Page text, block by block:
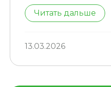
показал образцы и
рассчитал. Учел
абсолютную
Читать дальше
13.03.2026